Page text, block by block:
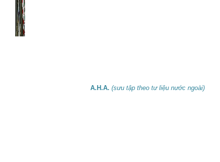
A.H.A. (sưu tập theo tư liệu nước ngoài)